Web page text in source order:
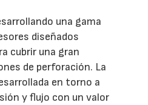
una gama
diseñados
cubrir una gran
de perforación. La
en torno a
y flujo con un valor